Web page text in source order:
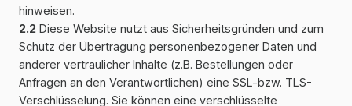
hinweisen.
2.2 Diese Website nutzt aus Sicherheitsgründen und zum
Schutz der Übertragung personenbezogener Daten und
anderer vertraulicher Inhalte (z.B. Bestellungen oder
Anfragen an den Verantwortlichen) eine SSL-bzw. TLS-
Verschlüsselung. Sie können eine verschlüsselte